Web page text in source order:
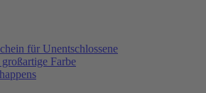
für Unentschlossene
Farbe